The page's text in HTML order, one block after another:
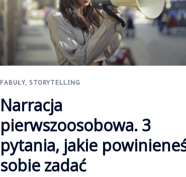
FABUŁY, STORYTELLING
Narracja
pierwszoosobowa. 3
pytania, jakie
sobie zadać